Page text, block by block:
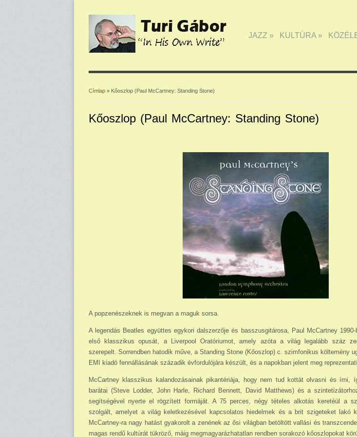
JAZZ » KULTÚRA »
Címlap » Kőoszlop (Paul McCartney: Standing Stone)
Kőoszlop (Paul McCartney: Standing Stone)
A popzenészeknek is megvan a maguk sorsa.
A legendás Beatles együttes egykori dalszerzője és basszusgitárosa, Paul McCartney
első klasszikus opusát, a Liverpool Oratóriumot, amely azóta a világ legalább száz
szerepelt. Sorrendben hatodik műve, a Standing Stone (Kőoszlop) c. szimfonikus költemény
EMI kiadó fennállásának századik évfordulójára készült, és a napokban jelent meg
McCartney klasszikus kalandozásainak pikantériája, hogy nem tud kottát olvasni és írni,
barátai (Steve Lodder, John Harle, Richard Bennett, David Matthews) és a
segítségével nyerte el rögzített formáját. A 75 per­ces, négy tételes alkotás keretéül a
szolgált, amelyet a világ kelet­kezésével kapcsolatos hiedelmek és a brit szigeteket lakó
McCartney-ra nagy hatást gyakorolt a zenének az ősi világban betöltött vallási és
magas rendű kultúrát tükröző, máig megmagyarázhatatlan rendben sorakozó kőoszlopokat